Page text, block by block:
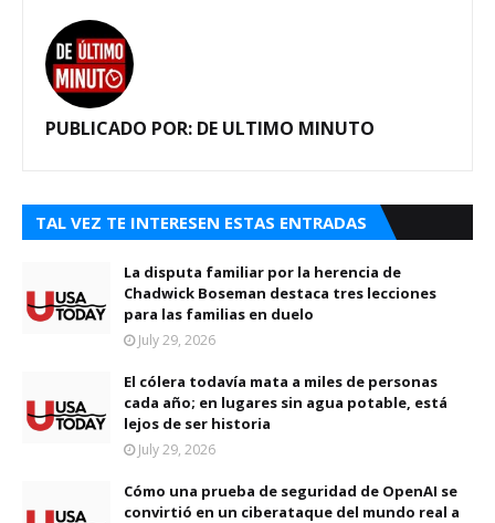
PUBLICADO POR: DE ULTIMO MINUTO
TAL VEZ TE INTERESEN ESTAS ENTRADAS
La disputa familiar por la herencia de
Chadwick Boseman destaca tres lecciones
para las familias en duelo
July 29, 2026
El cólera todavía mata a miles de personas
cada año; en lugares sin agua potable, está
lejos de ser historia
July 29, 2026
Cómo una prueba de seguridad de OpenAI se
convirtió en un ciberataque del mundo real a